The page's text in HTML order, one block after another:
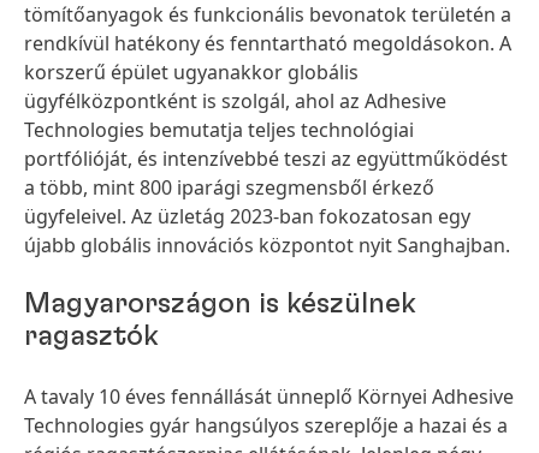
tömítőanyagok és funkcionális bevonatok területén a
rendkívül hatékony és fenntartható megoldásokon. A
korszerű épület ugyanakkor globális
ügyfélközpontként is szolgál, ahol az Adhesive
Technologies bemutatja teljes technológiai
portfólióját, és intenzívebbé teszi az együttműködést
a több, mint 800 iparági szegmensből érkező
ügyfeleivel. Az üzletág 2023-ban fokozatosan egy
újabb globális innovációs központot nyit Sanghajban.
Magyarországon is készülnek
ragasztók
A tavaly 10 éves fennállását ünneplő Környei Adhesive
Technologies gyár hangsúlyos szereplője a hazai és a